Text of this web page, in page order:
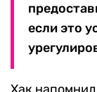
если это